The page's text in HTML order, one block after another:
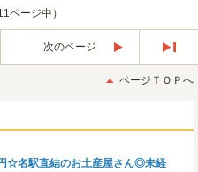
ページ中）
次のページ
後
ページＴＯＰへ
☆名駅直結のお土産屋さん◎未経